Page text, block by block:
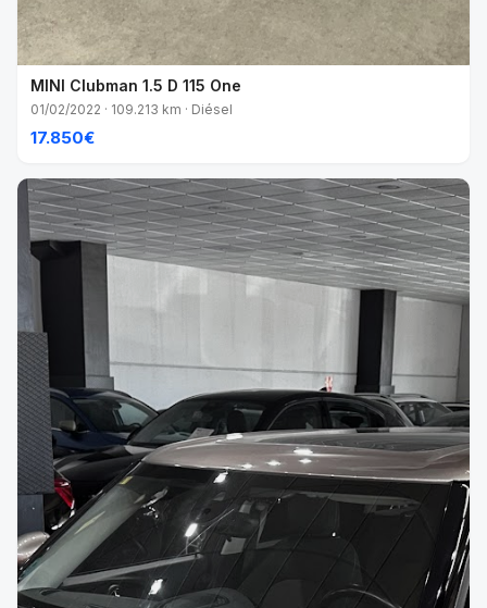
MINI Clubman 1.5 D 115 One
01/02/2022 · 109.213 km · Diésel
17.850€
VENDIDO